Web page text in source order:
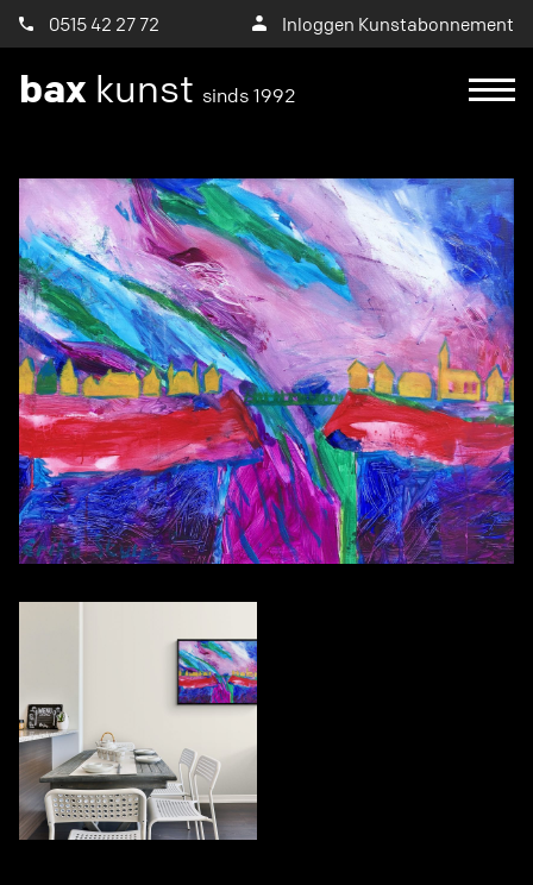
0515 42 27 72 Inloggen Kunstabonnement
bax kunst sinds 1992